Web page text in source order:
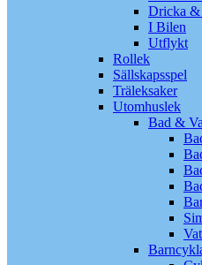
Dricka &
I Bilen
Utflykt
Rollek
Sällskapsspel
Träleksaker
Utomhuslek
Bad &